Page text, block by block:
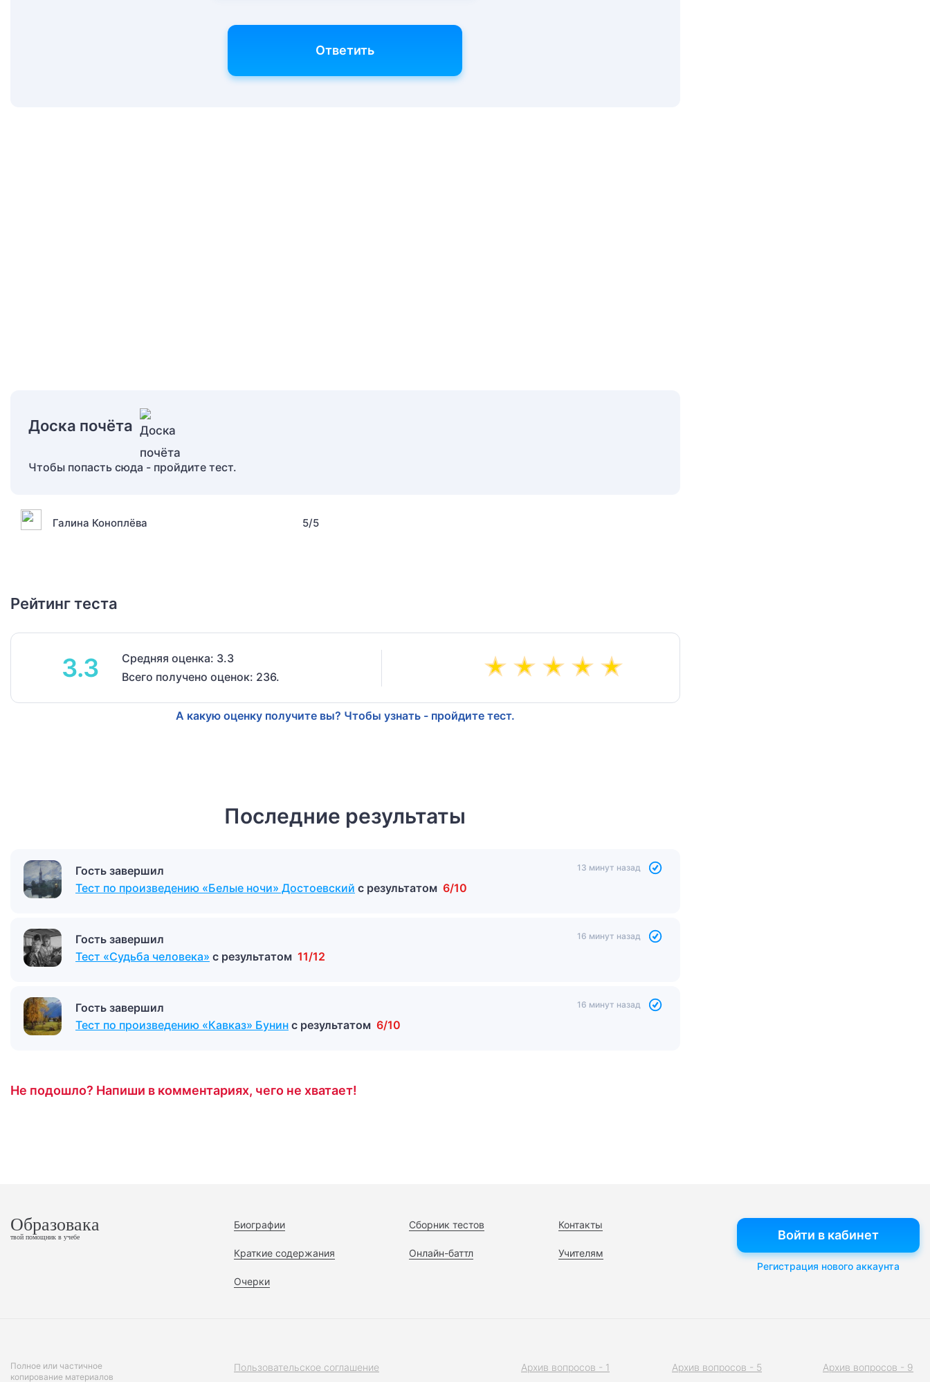
Ответить
Доска почёта
Чтобы попасть сюда - пройдите тест.
Галина Коноплёва 5/5
Рейтинг теста
3.3
Средняя оценка: 3.3
Всего получено оценок: 236.
А какую оценку получите вы? Чтобы узнать - пройдите тест.
Последние результаты
Гость завершил
Тест по произведению «Белые ночи» Достоевский с результатом 6/10
13 минут назад
Гость завершил
Тест «Судьба человека» с результатом 11/12
16 минут назад
Гость завершил
Тест по произведению «Кавказ» Бунин с результатом 6/10
16 минут назад
Не подошло? Напиши в комментариях, чего не хватает!
Образовака
твой помощник в учебе
Биографии
Краткие содержания
Очерки
Сборник тестов
Онлайн-баттл
Контакты
Учителям
Войти в кабинет
Регистрация нового аккаунта
Полное или частичное
копирование материалов
Пользовательское соглашение
Архив вопросов - 1
Архив вопросов - 5
Архив вопросов - 9